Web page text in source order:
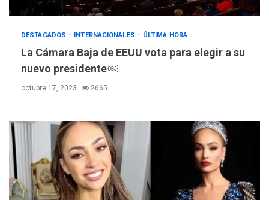
DESTACADOS INTERNACIONALES ÚLTIMA HORA
La Cámara Baja de EEUU vota para elegir a su
nuevo presidente￼
octubre 17, 2023 2665
3
monitorear proceso de
4
POLÍTICA
TITULARES
Gobierno y AN2015 en
5
Hiroshima 81 años de la
debacle atómica. Japón
debate principios no
nucleares
INTERNACIONALES
TITULARES